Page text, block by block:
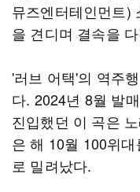
뮤즈엔터테인먼트)
을 견디며 결속을
'러브 어택'의 역주
다. 2024년 8월 발
진입했던 이 곡은
은 해 10월 100위
로 밀려났다.